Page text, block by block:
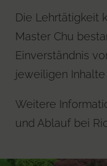
Die Lehrtätigkeit
Master Chu
Einverständnis
jeweiligen
Weitere
und Ablauf bei